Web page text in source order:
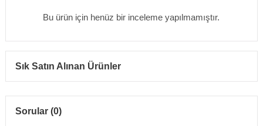
Bu ürün için henüz bir inceleme yapılmamıştır.
Sık Satın Alınan Ürünler
Sorular (0)